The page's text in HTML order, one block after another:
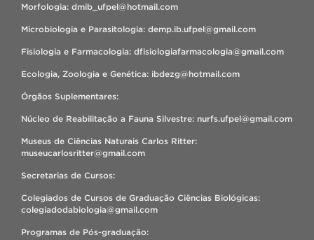
Morfologia: dmib_ufpel@hotmail.com
Microbiologia e Parasitologia: demp.ib.ufpel@gmail.com
Fisiologia e Farmacologia: dfisiologiafarmacologia@gmail.com
Ecologia, Zoologia e Genética: ibdezg@hotmail.com
Órgãos Suplementares:
Núcleo de Reabilitação a Fauna Silvestre: nurfs.ufpel@gmail.com
Museus de Ciências Naturais Carlos Ritter:
museucarlosritter@gmail.com
Secretarias de Cursos:
Colegiados de Cursos de Graduação Ciências Biológicas:
colegiadodabiologia@gmail.com
Programas de Pós-graduação: